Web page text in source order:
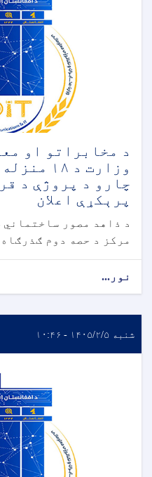
د مخابراتو او
وزارت د
چارو د پروژې د
پرېکړې اعلان
د ذاهد مصور
مرکز د حصه دوم ګذرګاه
نور...
شنبه ۱۴۰۵/۲/۵ - ۱۰:۴۶